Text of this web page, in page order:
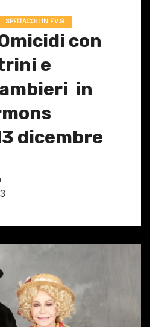
SPETTACOLI IN F.V.G.
con
e
in
dicembre